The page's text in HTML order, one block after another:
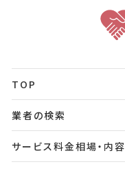
TOP
業者の検索
サービス料金相場・内容